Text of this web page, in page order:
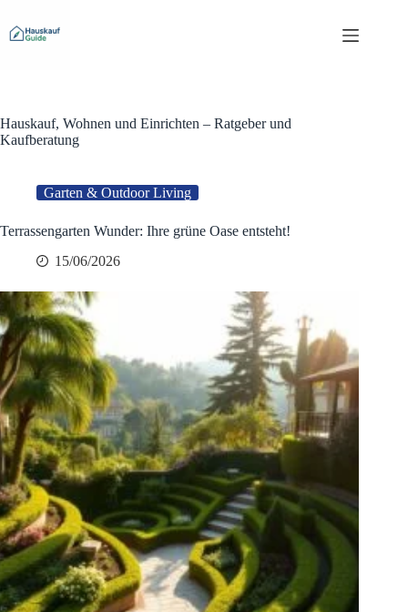
Inhalt
springen
Hauskauf, Wohnen und Einrichten – Ratgeber und
Kaufberatung
Garten & Outdoor Living
Terrassengarten Wunder: Ihre grüne Oase entsteht!
15/06/2026